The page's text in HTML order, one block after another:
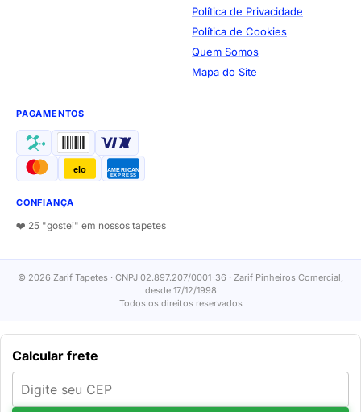
Política de Privacidade
Política de Cookies
Quem Somos
Mapa do Site
PAGAMENTOS
elo AMERICAN
EXPRESS
CONFIANÇA
❤️ 25 "gostei" em nossos tapetes
© 2026 Zarif Tapetes · CNPJ 02.897.207/0001-36 · Zarif Pinheiros Comercial,
desde 17/12/1998
Todos os direitos reservados
Calcular frete